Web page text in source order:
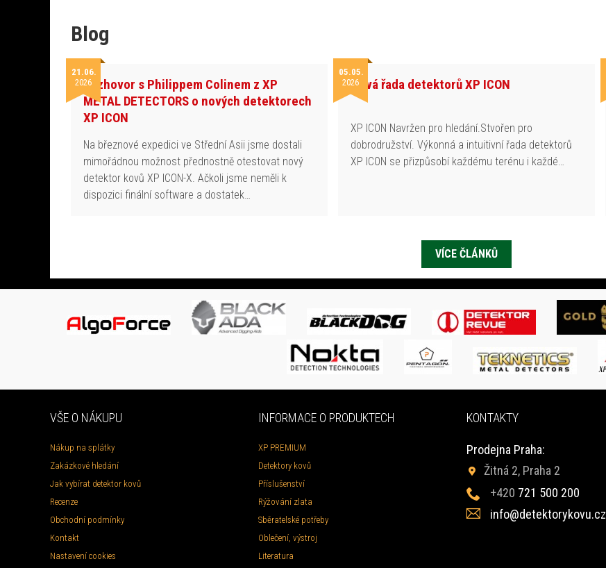
Blog
21.06.
2026Rozhovor s Philippem Colinem z XP
METAL DETECTORS o nových detektorech
XP ICON
Na březnové expedici ve Střední Asii jsme dostali
mimořádnou možnost přednostně otestovat nový
detektor kovů XP ICON-X. Ačkoli jsme neměli k
dispozici finální software a dostatek…
05.05.
2026Nová řada detektorů XP ICON
XP ICON Navržen pro hledání.Stvořen pro
dobrodružství. Výkonná a intuitivní řada detektorů
XP ICON se přizpůsobí každému terénu i každé…
VÍCE ČLÁNKŮ
KONTAKTY
Prodejna Praha:
Žitná 2, Praha 2
+420 721 500 200
info@detektorykovu.cz
VŠE O NÁKUPU
Nákup na splátky
Zakázkové hledání
Jak vybírat detektor kovů
Recenze
Obchodní podmínky
Kontakt
Nastavení cookies
INFORMACE O PRODUKTECH
XP PREMIUM
Detektory kovů
Příslušenství
Rýžování zlata
Sběratelské potřeby
Oblečení, výstroj
Literatura